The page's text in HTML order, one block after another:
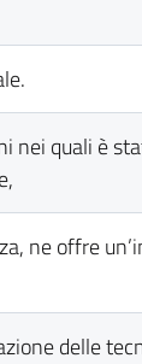
nei quali è
ne offre
delle